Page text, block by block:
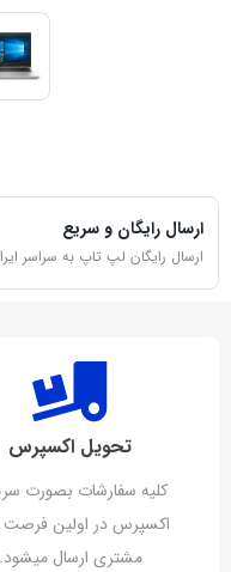
ارسال رایگان و سریع
ارسال رایگان لپ تاپ به سراسر ایران(برای
تحویل اکسپرس
کلیه سفارشات بصورت
اکسپرس در اولین فرصت
مشتری ارسال میشود.